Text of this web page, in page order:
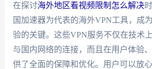
在探讨海外地区看视频限制怎么解决
国加速器为代表的海外VPN工具，成
验的关键。这些VPN服务不仅在技术
与国内网络的连接，而且在用户体验
供了全面的保障和优化。用户可以放